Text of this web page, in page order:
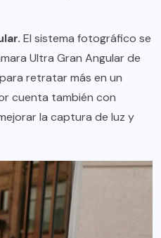
El sistema fotográfico se
Ultra Gran Angular de
retratar más en un
cuenta también con
la captura de luz y